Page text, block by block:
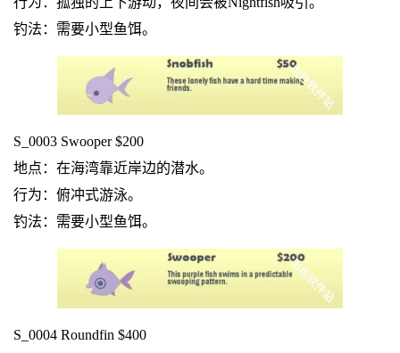
钓法：需要小型鱼饵。
S_0003 Swooper $200
地点：在海湾靠近岸边的潜水。
行为：俯冲式游泳。
钓法：需要小型鱼饵。
S_0004 Roundfin $400